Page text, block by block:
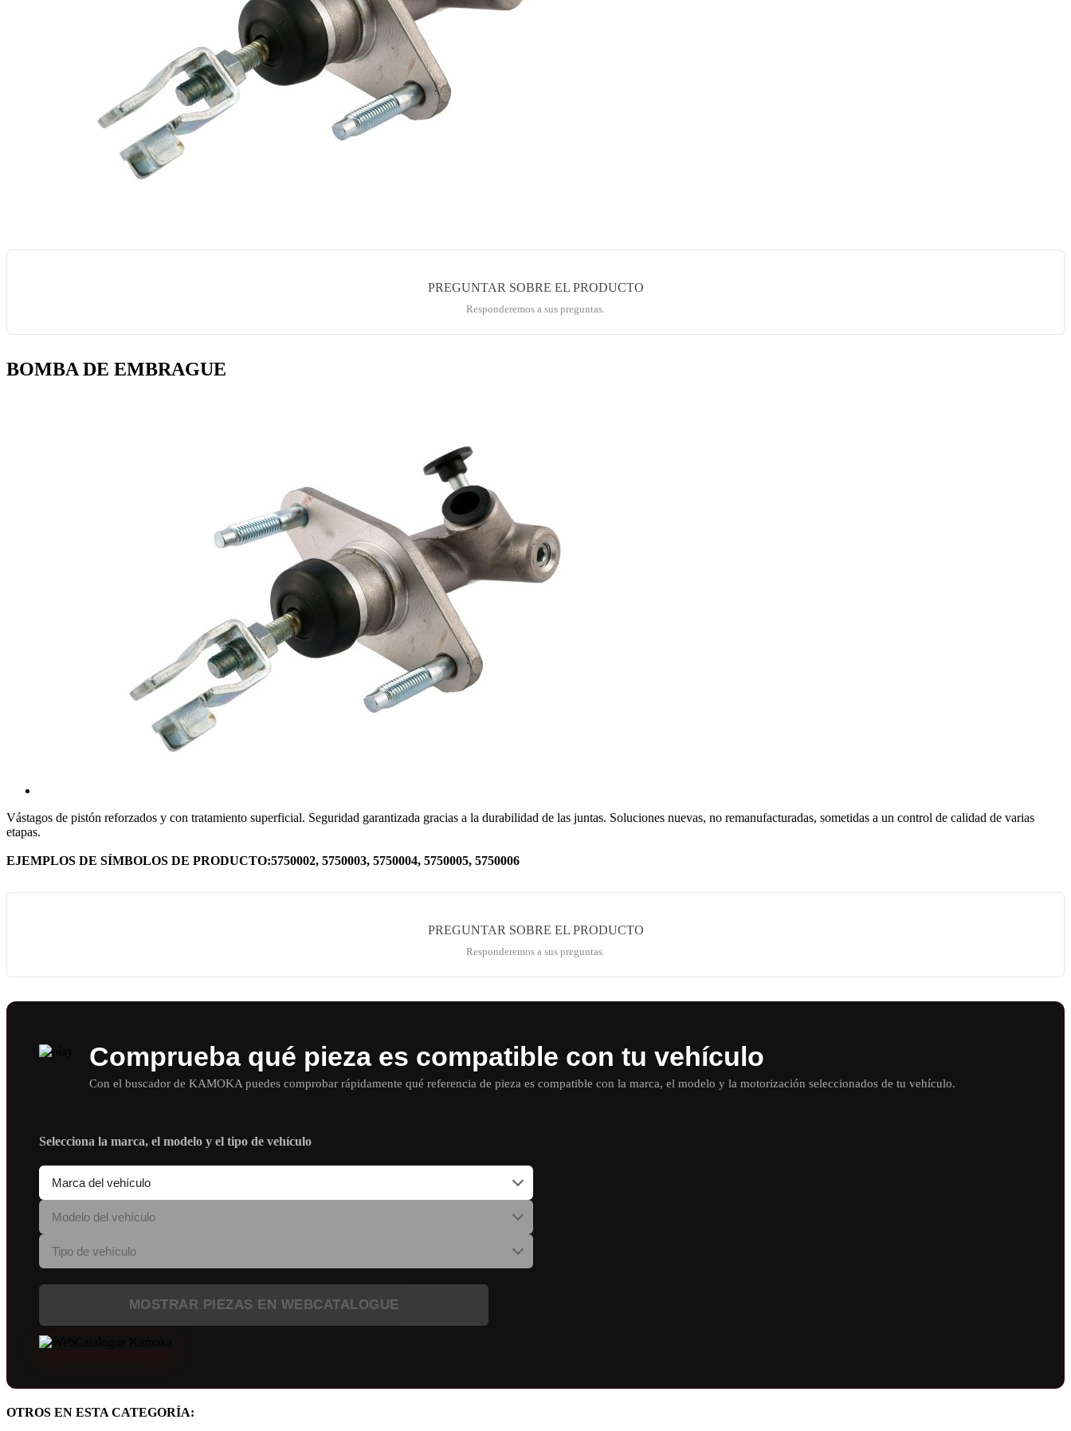
PREGUNTAR SOBRE EL PRODUCTO
Responderemos a sus preguntas.
BOMBA DE EMBRAGUE
Vástagos de pistón reforzados y con tratamiento superficial. Seguridad garantizada gracias a la durabilidad de las juntas. Soluciones nuevas, no remanufacturadas, sometidas a un control de calidad de varias
etapas.
EJEMPLOS DE SÍMBOLOS DE PRODUCTO:5750002, 5750003, 5750004, 5750005, 5750006
PREGUNTAR SOBRE EL PRODUCTO
Responderemos a sus preguntas.
Comprueba qué pieza es compatible con tu vehículo
Con el buscador de KAMOKA puedes comprobar rápidamente qué referencia de pieza es compatible con la marca, el modelo y la motorización seleccionados de tu vehículo.
Selecciona la marca, el modelo y el tipo de vehículo
MOSTRAR PIEZAS EN WEBCATALOGUE
OTROS EN ESTA CATEGORÍA: